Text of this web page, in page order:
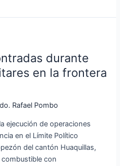
durante
en la frontera
Rafael Pombo
ejecución de operaciones
en el Límite Político
del cantón Huaquillas,
con